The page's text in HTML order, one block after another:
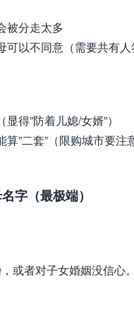
被分走太多
以不同意（需要共有人
得”防着儿媳/女婿”）
”二套”（限购城市要注
字（最极端）
或者对子女婚姻没信心。